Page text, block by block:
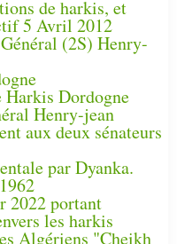
de harkis, et
5 Avril 2012
(2S) Henry-
Dordogne
Henry-jean
aux deux sénateurs
par Dyanka.
2022 portant
les harkis
Algériens "Cheikh